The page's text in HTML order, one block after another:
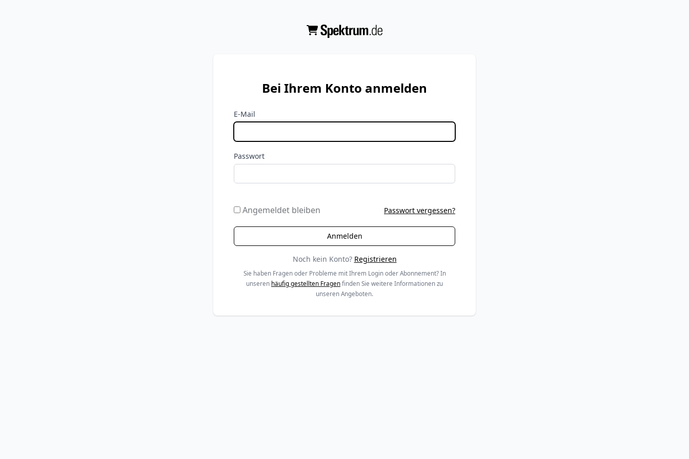
Bei Ihrem Konto anmelden
E-Mail
Passwort
Angemeldet bleiben Passwort vergessen?
Noch kein Konto? Registrieren
Sie haben Fragen oder Probleme mit Ihrem Login oder Abonnement? In
unseren häufig gestellten Fragen finden Sie weitere Informationen zu
unseren Angeboten.